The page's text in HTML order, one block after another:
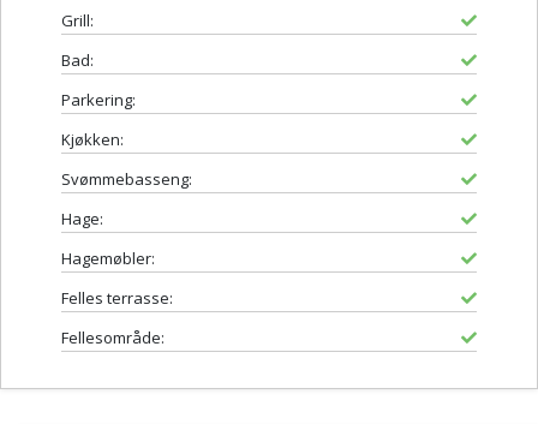
Grill:
Bad:
Parkering:
Kjøkken:
Svømmebasseng:
Hage:
Hagemøbler:
Felles terrasse:
Fellesområde: